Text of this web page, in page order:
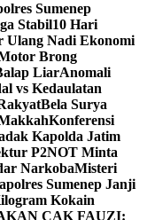
Sumenep
Stabil10 Hari
Ulang Nadi Ekonomi
Brong
LiarAnomali
vs Kedaulatan
Bela Surya
Konferensi
Kapolda Jatim
P2NOT Minta
NarkobaMisteri
Sumenep Janji
Kokain
CAK FAUZI: